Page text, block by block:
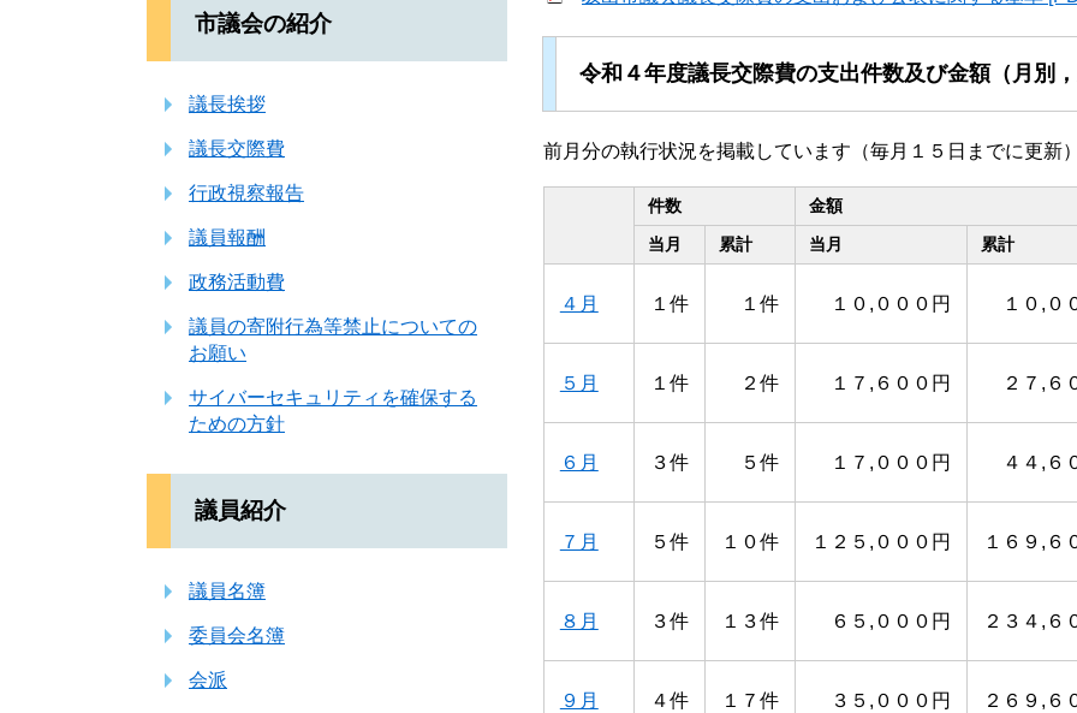
市議会の紹介
議長挨拶
議長交際費
行政視察報告
議員報酬
政務活動費
議員の寄附行為等禁止についての
お願い
サイバーセキュリティを確保する
ための方針
議員紹介
議員名簿
委員会名簿
会派
令和４年度議長交際費の支出件数及び金額（月別
前月分の執行状況を掲載しています（毎月１５日までに更新）
件数
金額
当月
累計 当月 累計
４月 １件 １件 １０,０００円 １０,０
５月 １件 ２件 １７,６００円 ２７,６
６月 ３件 ５件 １７,０００円 ４４,６
７月 ５件 １０件 １２５,０００円 １６９,６
８月 ３件 １３件 ６５,０００円 ２３４,６
９月 ４件 １７件 ３５,０００円 ２６９,６